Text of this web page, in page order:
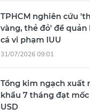
TPHCM nghiên cứu
vàng, thẻ đỏ' để quản
cá vi phạm IUU
31/07/2026 09:01
Tổng kim ngạch xuất
khẩu 7 tháng đạt
USD